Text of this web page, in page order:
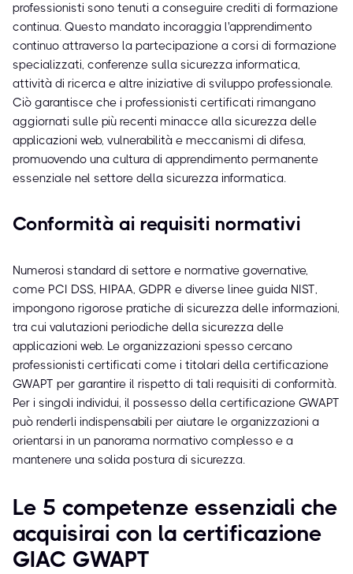
professionisti sono tenuti a conseguire crediti di formazione
continua. Questo mandato incoraggia l'apprendimento
continuo attraverso la partecipazione a corsi di formazione
specializzati, conferenze sulla sicurezza informatica,
attività di ricerca e altre iniziative di sviluppo professionale.
Ciò garantisce che i professionisti certificati rimangano
aggiornati sulle più recenti minacce alla sicurezza delle
applicazioni web, vulnerabilità e meccanismi di difesa,
promuovendo una cultura di apprendimento permanente
essenziale nel settore della sicurezza informatica.
Conformità ai requisiti normativi
Numerosi standard di settore e normative governative,
come PCI DSS, HIPAA, GDPR e diverse linee guida NIST,
impongono rigorose pratiche di sicurezza delle informazioni,
tra cui valutazioni periodiche della sicurezza delle
applicazioni web. Le organizzazioni spesso cercano
professionisti certificati come i titolari della certificazione
GWAPT per garantire il rispetto di tali requisiti di conformità.
Per i singoli individui, il possesso della certificazione GWAPT
può renderli indispensabili per aiutare le organizzazioni a
orientarsi in un panorama normativo complesso e a
mantenere una solida postura di sicurezza.
Le 5 competenze essenziali che
acquisirai con la certificazione
GIAC GWAPT